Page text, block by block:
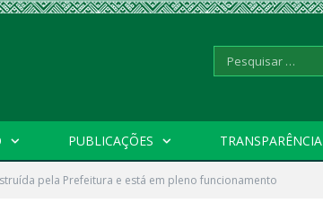
Pesquisar
por:
PUBLICAÇÕES TRANSPARÊNCIA
pela Prefeitura e está em pleno funcionamento